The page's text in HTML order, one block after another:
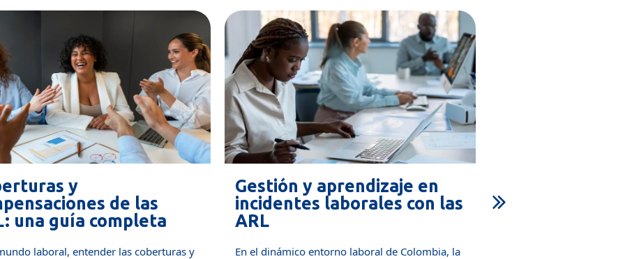
y
de las
una guía completa
laboral, entender las coberturas y
Gestión y aprendizaje en
incidentes laborales con las
ARL
En el dinámico entorno laboral de Colombia, la